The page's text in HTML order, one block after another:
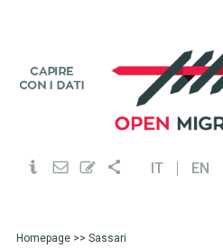
IT EN
Homepage>> Sassari